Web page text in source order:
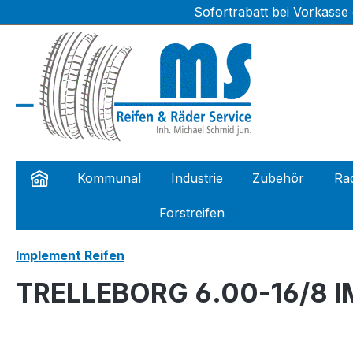
Zur Hauptnavigation springenSofortrabatt bei
Kommunal Industrie Zubehör
Forstreifen
Implement Reifen
TRELLEBORG 6.00-16/8